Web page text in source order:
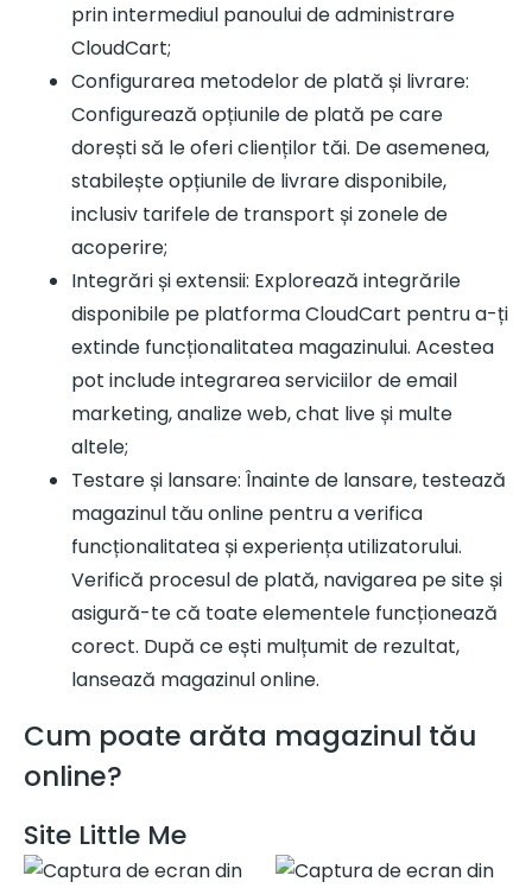
prin intermediul panoului de administrare
CloudCart;
Configurarea metodelor de plată și livrare:
Configurează opțiunile de plată pe care
dorești să le oferi clienților tăi. De asemenea,
stabilește opțiunile de livrare disponibile,
inclusiv tarifele de transport și zonele de
acoperire;
Integrări și extensii: Explorează integrările
disponibile pe platforma CloudCart pentru a-ți
extinde funcționalitatea magazinului. Acestea
pot include integrarea serviciilor de email
marketing, analize web, chat live și multe
altele;
Testare și lansare: Înainte de lansare, testează
magazinul tău online pentru a verifica
funcționalitatea și experiența utilizatorului.
Verifică procesul de plată, navigarea pe site și
asigură-te că toate elementele funcționează
corect. După ce ești mulțumit de rezultat,
lansează magazinul online.
Cum poate arăta magazinul tău
online?
Site Little Me